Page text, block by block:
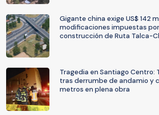
Gigante china exige US$ 142
modificaciones impuestas por
construcción de Ruta Talca-
Tragedia en Santiago Centro:
tras derrumbe de andamio y
metros en plena obra